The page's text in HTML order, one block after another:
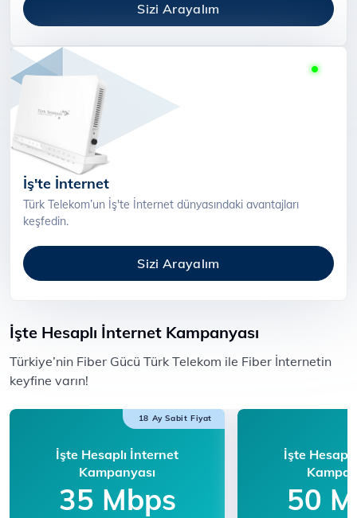
Sizi Arayalım
İş'te İnternet
Türk Telekom’un İş'te İnternet dünyasındaki avantajları
keşfedin.
Sizi Arayalım
İşte Hesaplı İnternet Kampanyası
​​Türkiye’nin Fiber Gücü Türk Telekom ile F​iber İnternetin
keyfine varın!​​​​
18 Ay Sabit Fiyat
İşte Hesaplı İnternet
Kampanyası
35 Mbps
İşte
50